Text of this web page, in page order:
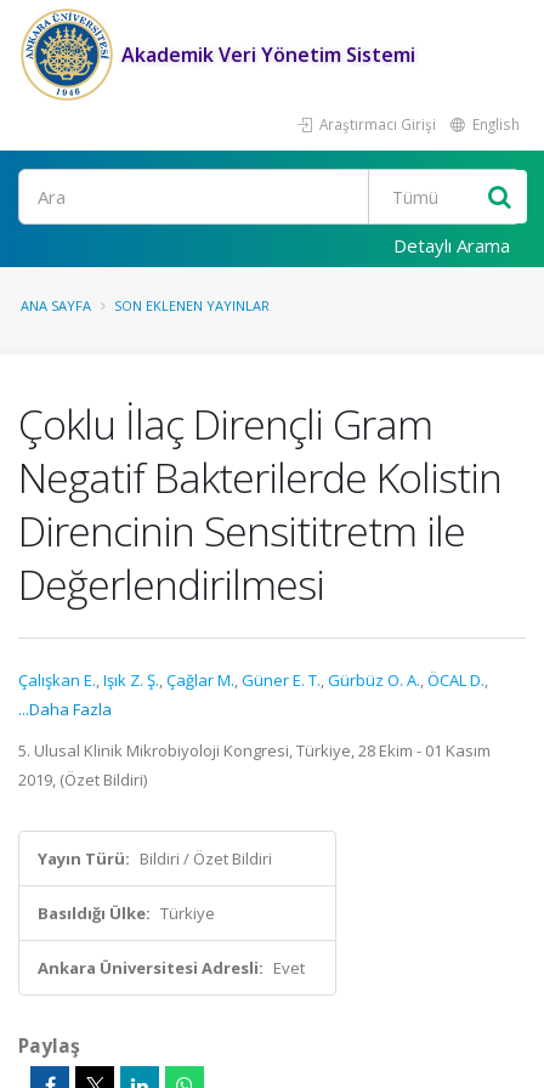
Akademik Veri Yönetim Sistemi
Araştırmacı Girişi English
Ara
Detaylı Arama
ANA SAYFA SON EKLENEN YAYINLAR
Çoklu İlaç Dirençli Gram
Negatif Bakterilerde Kolistin
Direncinin Sensititretm ile
Değerlendirilmesi
Çalışkan E.,Işık Z. Ş.,Çağlar M.,Güner E. T.,Gürbüz O. A.,ÖCAL D.,
...Daha Fazla
5. Ulusal Klinik Mikrobiyoloji Kongresi, Türkiye, 28 Ekim - 01 Kasım
2019, (Özet Bildiri)
Yayın Türü: Bildiri / Özet Bildiri
Basıldığı Ülke: Türkiye
Ankara Üniversitesi Adresli: Evet
Paylaş